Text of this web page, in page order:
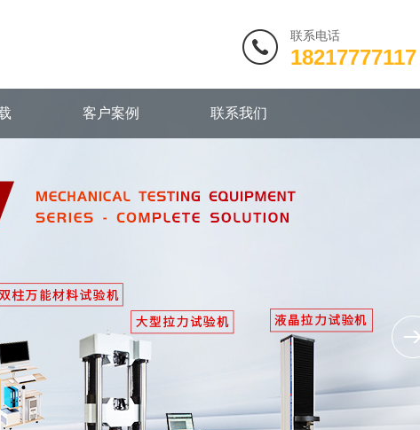
联系电话
18217777117
客户案例 联系我们